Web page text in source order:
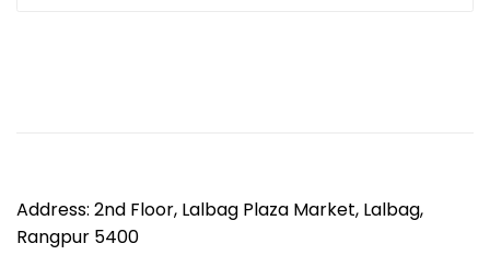
Address: 2nd Floor, Lalbag Plaza Market, Lalbag,
Rangpur 5400